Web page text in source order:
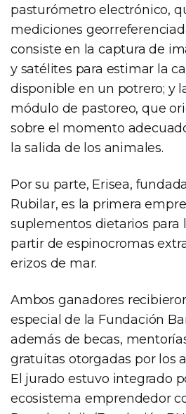
pasturómetro electrónico,
mediciones
consiste en la captura de
y satélites para estimar la
disponible en un potrero; y
módulo de pastoreo, que
sobre el momento
la salida de los animales.
Por su parte, Erisea,
Rubilar, es la primera
suplementos dietarios para
partir de espinocromas
erizos de mar.
Ambos ganadores
especial de la Fundación
además de becas,
gratuitas otorgadas por los
El jurado estuvo integrado
ecosistema emprendedor